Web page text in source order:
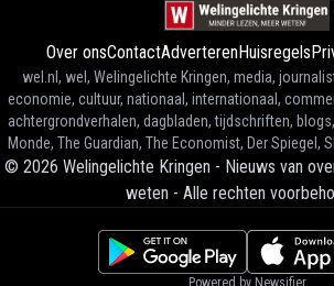
Over onsContactAdverterenHuisregels
wel.nl, wel, Welingelichte Kringen, media,
economie, cultuur, nationaal, internationaal,
achtergrondverhalen, dagbladen, tijdschriften,
Monde, The Guardian, The Economist, Der Spiegel,
© 2026 Welingelichte Kringen - Nieuws van
weten - Alle rechten
Powered by Newsifier